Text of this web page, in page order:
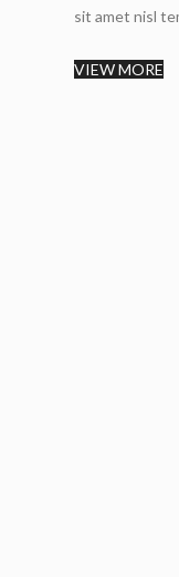
sit amet nisl
VIEW MORE